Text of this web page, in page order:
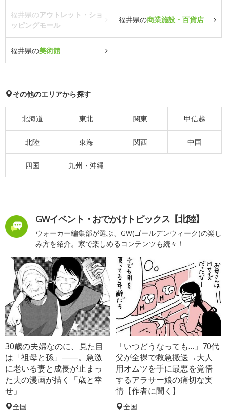
福井県のアウトレット・ショ
ッピングモール
福井県の商業施設・百貨店
福井県の美術館
その他のエリアから探す
北海道 東北 関東 甲信越
北陸 東海 関西 中国
四国 九州・沖縄
GWイベント・おでかけトピックス【北陸】
ウォーカー編集部が選ぶ、GW(ゴールデンウィーク)の楽し
み方を紹介。家で楽しめるコンテンツも続々！
30歳の夫婦なのに、見た目
は「祖母と孫」――。急激
に老いる妻と成長が止まっ
た夫の漫画が描く「歳と幸
せ」
全国
「いつどうなっても…」70代
父が全裸で救急搬送→大人
用オムツを手に最悪を覚悟
するアラサー娘の痛切な実
情【作者に聞く】
全国